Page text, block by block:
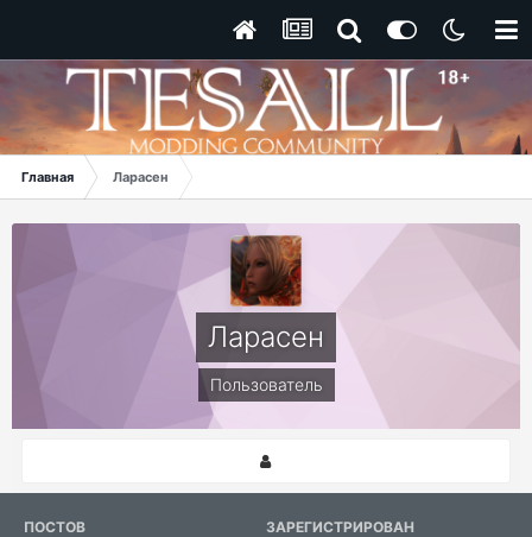
Главная Ларасен
Ларасен
Пользователь
ПОСТОВ ЗАРЕГИСТРИРОВАН